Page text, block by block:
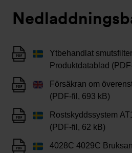
Ytbehandlat
Produktdatablad
Försäkran om
(PDF-fil, 693 kB)
Rostskyddssystem
(PDF-fil, 62 kB)
4028C 4029C